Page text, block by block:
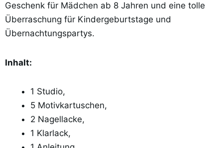
Geschenk für Mädchen ab 8 Jahren und eine tolle
Überraschung für Kindergeburtstage und
Übernachtungspartys.
Inhalt:
1 Studio,
5 Motivkartuschen,
2 Nagellacke,
1 Klarlack,